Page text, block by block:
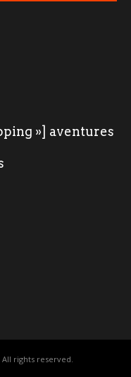
»] aventures
All rights reserved.